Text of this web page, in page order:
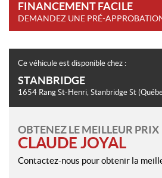
FINANCEMENT FACILE
DEMANDEZ UNE PRÉ-
Ce véhicule est disponible chez :
STANBRIDGE
1654 Rang St-Henri, Stanbridge St
OBTENEZ LE MEILLEUR PRIX
CLAUDE JOYAL
Contactez-nous pour obtenir la